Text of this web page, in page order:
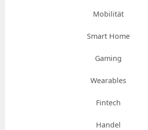
Mobilität
Smart Home
Gaming
Wearables
Fintech
Handel